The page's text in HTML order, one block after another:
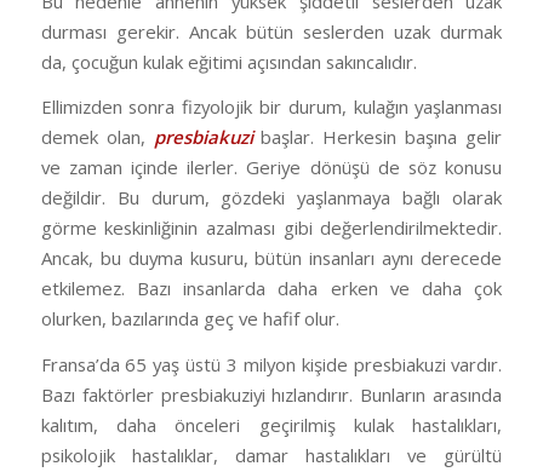
durması gerekir. Ancak bütün seslerden uzak durmak
da, çocuğun kulak eğitimi açısından sakıncalıdır.
Ellimizden sonra fizyolojik bir durum, kulağın yaşlanması
demek olan, presbiakuzibaşlar. Herkesin başına gelir
ve zaman içinde ilerler. Geriye dönüşü de söz konusu
değildir. Bu durum, gözdeki yaşlanmaya bağlı olarak
görme keskinliğinin azalması gibi değerlendirilmektedir.
Ancak, bu duyma kusuru, bütün insanları aynı derecede
etkilemez. Bazı insanlarda daha erken ve daha çok
olurken, bazılarında geç ve hafif olur.
Fransa’da 65 yaş üstü 3 milyon kişide presbiakuzi vardır.
Bazı faktörler presbiakuziyi hızlandırır. Bunların arasında
kalıtım, daha önceleri geçirilmiş kulak hastalıkları,
psikolojik hastalıklar, damar hastalıkları ve gürültü